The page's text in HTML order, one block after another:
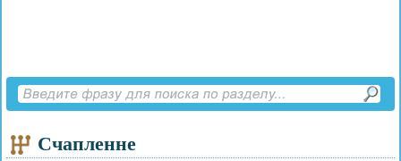
Счапленне